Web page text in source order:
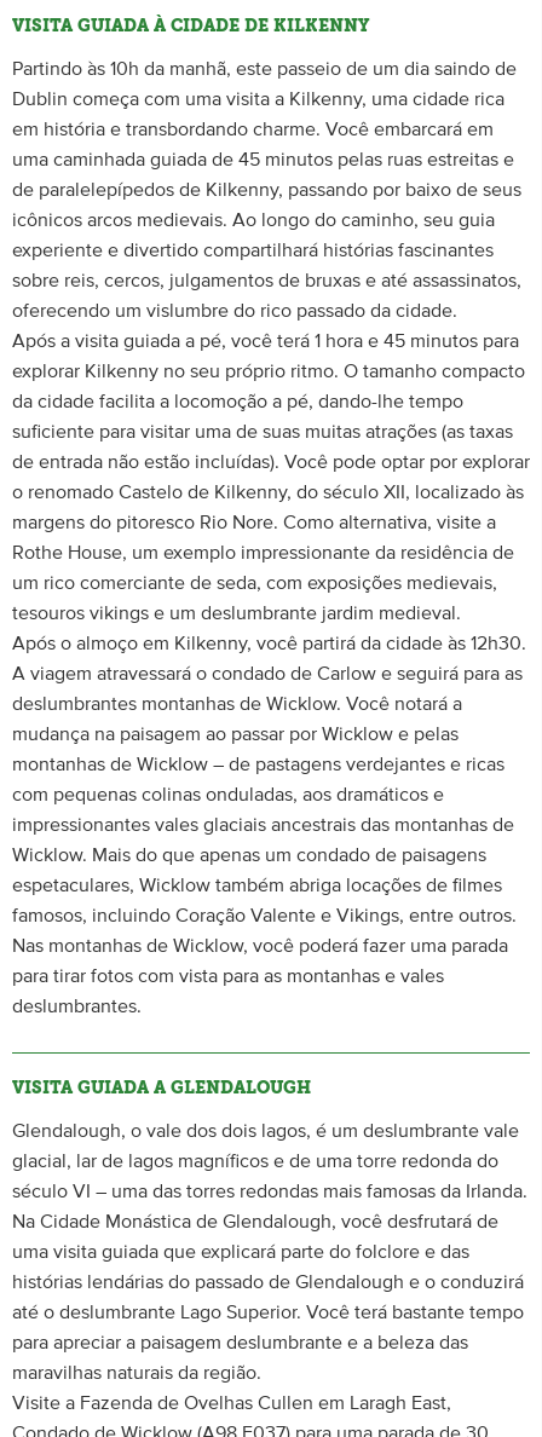
VISITA GUIADA À CIDADE DE KILKENNY
Partindo às 10h da manhã, este passeio de um dia saindo de
Dublin começa com uma visita a Kilkenny, uma cidade rica
em história e transbordando charme. Você embarcará em
uma caminhada guiada de 45 minutos pelas ruas estreitas e
de paralelepípedos de Kilkenny, passando por baixo de seus
icônicos arcos medievais. Ao longo do caminho, seu guia
experiente e divertido compartilhará histórias fascinantes
sobre reis, cercos, julgamentos de bruxas e até assassinatos,
oferecendo um vislumbre do rico passado da cidade.
Após a visita guiada a pé, você terá 1 hora e 45 minutos para
explorar Kilkenny no seu próprio ritmo. O tamanho compacto
da cidade facilita a locomoção a pé, dando-lhe tempo
suficiente para visitar uma de suas muitas atrações (as taxas
de entrada não estão incluídas). Você pode optar por explorar
o renomado Castelo de Kilkenny, do século XII, localizado às
margens do pitoresco Rio Nore. Como alternativa, visite a
Rothe House, um exemplo impressionante da residência de
um rico comerciante de seda, com exposições medievais,
tesouros vikings e um deslumbrante jardim medieval.
Após o almoço em Kilkenny, você partirá da cidade às 12h30.
A viagem atravessará o condado de Carlow e seguirá para as
deslumbrantes montanhas de Wicklow. Você notará a
mudança na paisagem ao passar por Wicklow e pelas
montanhas de Wicklow – de pastagens verdejantes e ricas
com pequenas colinas onduladas, aos dramáticos e
impressionantes vales glaciais ancestrais das montanhas de
Wicklow. Mais do que apenas um condado de paisagens
espetaculares, Wicklow também abriga locações de filmes
famosos, incluindo Coração Valente e Vikings, entre outros.
Nas montanhas de Wicklow, você poderá fazer uma parada
para tirar fotos com vista para as montanhas e vales
deslumbrantes.
VISITA GUIADA A GLENDALOUGH
Glendalough, o vale dos dois lagos, é um deslumbrante vale
glacial, lar de lagos magníficos e de uma torre redonda do
século VI – uma das torres redondas mais famosas da Irlanda.
Na Cidade Monástica de Glendalough, você desfrutará de
uma visita guiada que explicará parte do folclore e das
histórias lendárias do passado de Glendalough e o conduzirá
até o deslumbrante Lago Superior. Você terá bastante tempo
para apreciar a paisagem deslumbrante e a beleza das
maravilhas naturais da região.
Visite a Fazenda de Ovelhas Cullen em Laragh East,
Condado de Wicklow (A98 E037) para uma parada de 30